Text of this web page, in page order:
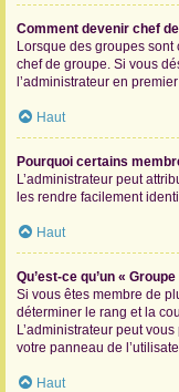
Comment devenir chef
Lorsque des groupes sont
chef de groupe. Si vous
l’administrateur en
Haut
Pourquoi certains
L’administrateur peut
les rendre facilement
Haut
Qu’est-ce qu’un «
Si vous êtes membre de
déterminer le rang et la
L’administrateur peut
votre panneau de
Haut